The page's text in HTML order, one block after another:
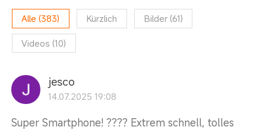
Alle (383) Kürzlich Bilder(61)
Videos (10)
jesco
14.07.2025 19:08
Super Smartphone! ???? Extrem schnell, tolles